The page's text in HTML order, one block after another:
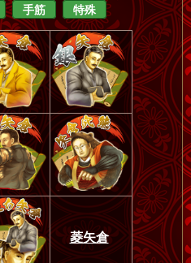
手筋 特殊
菱矢倉